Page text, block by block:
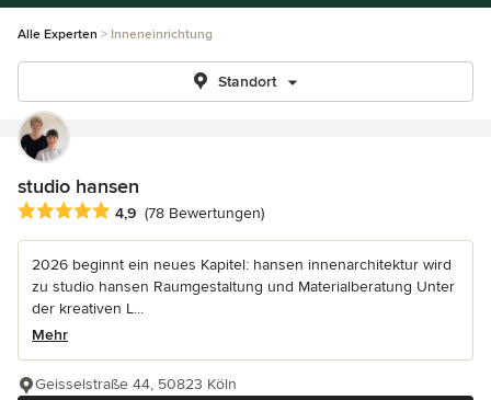
Alle Experten Inneneinrichtung
Standort
studio hansen
Durchschnittliche Bewertung: 4.9 von 5 Sternen
4,9 (78 Bewertungen)
2026 beginnt ein neues Kapitel: hansen innenarchitektur wird
zu studio hansen Raumgestaltung und Materialberatung Unter
der kreativen L...
Mehr
Geisselstraße 44, 50823 Köln